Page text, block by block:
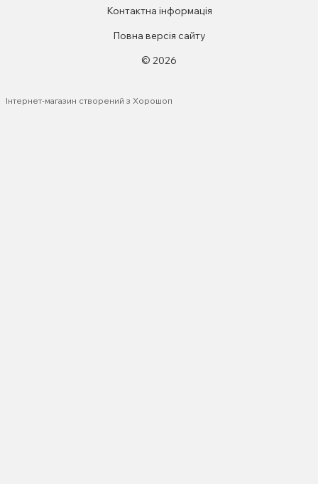
Контактна інформація
Повна версія сайту
© 2026
Інтернет-магазин створений з Хорошоп